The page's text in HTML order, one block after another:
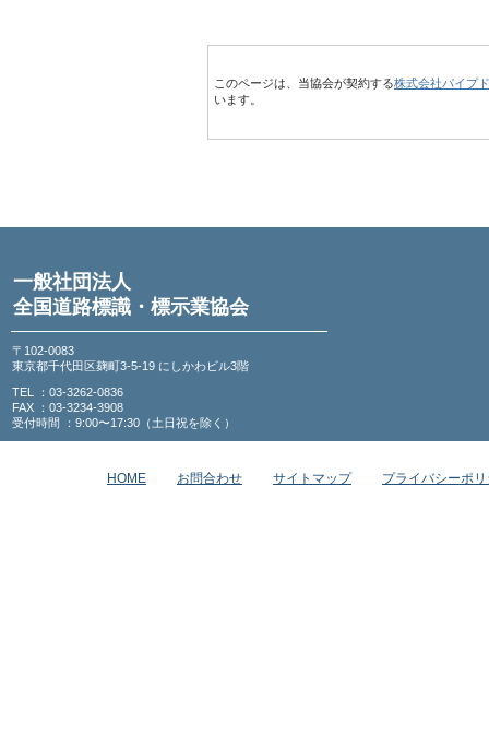
このページは、当協会が契約する株式会社パイプ
います。
一般社団法人
全国道路標識・標示業協会
〒102-0083
東京都千代田区麹町3-5-19 にしかわビル3階
TEL ：03-3262-0836
FAX ：03-3234-3908
受付時間 ：9:00〜17:30（土日祝を除く）
HOME お問合わせ サイトマップ プライバシーポ